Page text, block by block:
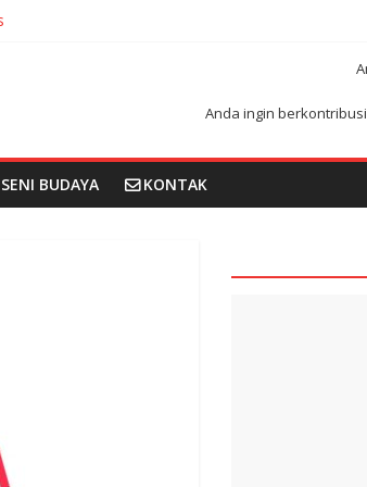
Hill Hong Kong untuk menyambut HUT RI ke
di Angola
Anda ingin
SENI BUDAYA KONTAK